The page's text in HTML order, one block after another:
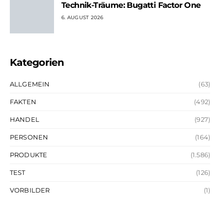
Technik-Träume: Bugatti Factor One
6. AUGUST 2026
Kategorien
ALLGEMEIN (63)
FAKTEN (492)
HANDEL (927)
PERSONEN (164)
PRODUKTE (1.586)
TEST (126)
VORBILDER (1)